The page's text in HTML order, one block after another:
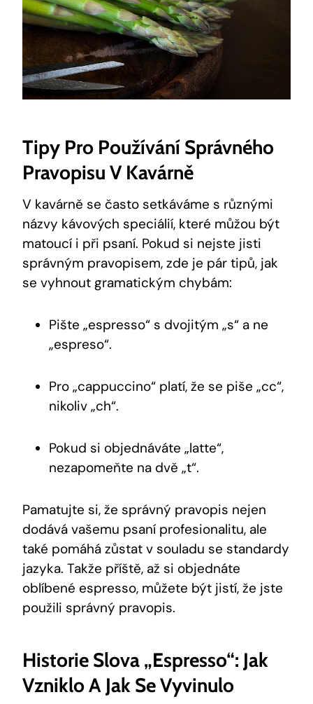
Tipy Pro Používání Správného
Pravopisu V Kavárně
V kavárně se často setkáváme s různými
názvy kávových speciálií, které můžou být
matoucí i při psaní. Pokud si nejste jisti
správným pravopisem, zde je pár tipů, jak
se vyhnout gramatickým chybám:
Pište „espresso“ s dvojitým „s“ a ne
„espreso“.
Pro „cappuccino“ platí, že se piše „cc“,
nikoliv „ch“.
Pokud si objednáváte „latte“,
nezapomeňte na dvě „t“.
Pamatujte si, že správný pravopis nejen
dodává vašemu psaní profesionalitu, ale
také pomáhá zůstat v souladu se standardy
jazyka. Takže příště, až si objednáte
oblíbené espresso, můžete být jistí, že jste
použili správný pravopis.
Historie Slova „espresso“: Jak
Vzniklo A Jak Se Vyvinulo